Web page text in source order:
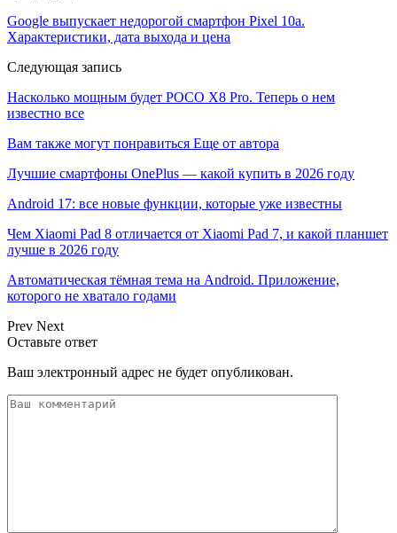
Google выпускает недорогой смартфон Pixel 10a.
Характеристики, дата выхода и цена
Следующая запись
Насколько мощным будет POCO X8 Pro. Теперь о нем
известно все
Вам также могут понравиться Еще от автора
Лучшие смартфоны OnePlus — какой купить в 2026 году
Android 17: все новые функции, которые уже известны
Чем Xiaomi Pad 8 отличается от Xiaomi Pad 7, и какой планшет
лучше в 2026 году
Автоматическая тёмная тема на Android. Приложение,
которого не хватало годами
Prev Next
Оставьте ответ
Ваш электронный адрес не будет опубликован.